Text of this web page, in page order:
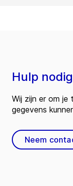
Hulp
Wij zijn er om je
gegevens
Neem